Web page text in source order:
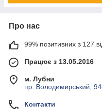
Про нас
99% позитивних з 127
Працює з 13.05.2016
м. Лубни
пр. Володимирський,
Контакти